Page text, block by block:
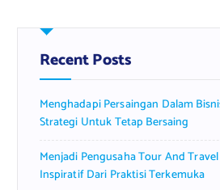
h
f
o
:
Recent Posts
Menghadapi Persaingan Dalam
Strategi Untuk Tetap Bersaing
Menjadi Pengusaha Tour And Travel
Inspiratif Dari Praktisi Terkemuka